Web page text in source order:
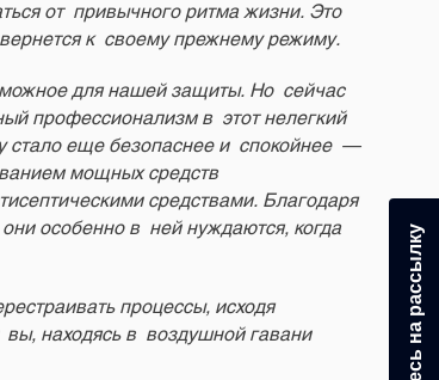
от привычного ритма жизни. Это
к своему прежнему режиму.
для нашей защиты. Но сейчас
профессионализм в этот нелегкий
стало еще безопаснее и спокойнее —
мощных средств
средствами. Благодаря
особенно в ней нуждаются, когда
процессы, исходя
находясь в воздушной гавани